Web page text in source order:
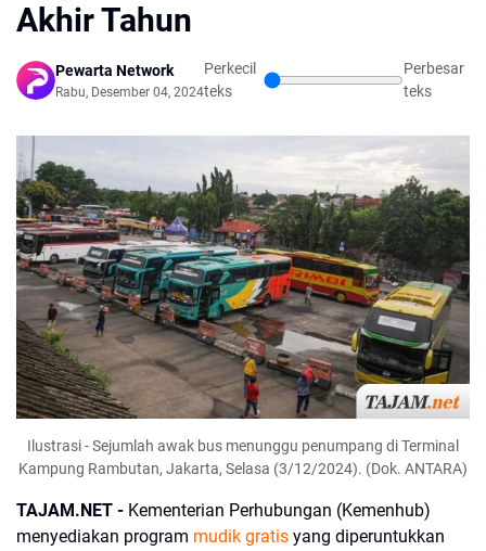
Akhir Tahun
Pewarta Network
Rabu, Desember 04, 2024
Perkecil
teks
Perbesar
teks
Ilustrasi - Sejumlah awak bus menunggu penumpang di Terminal
Kampung Rambutan, Jakarta, Selasa (3/12/2024). (Dok. ANTARA)
TAJAM.NET - Kementerian Perhubungan (Kemenhub)
menyediakan program mudik gratis yang diperuntukkan